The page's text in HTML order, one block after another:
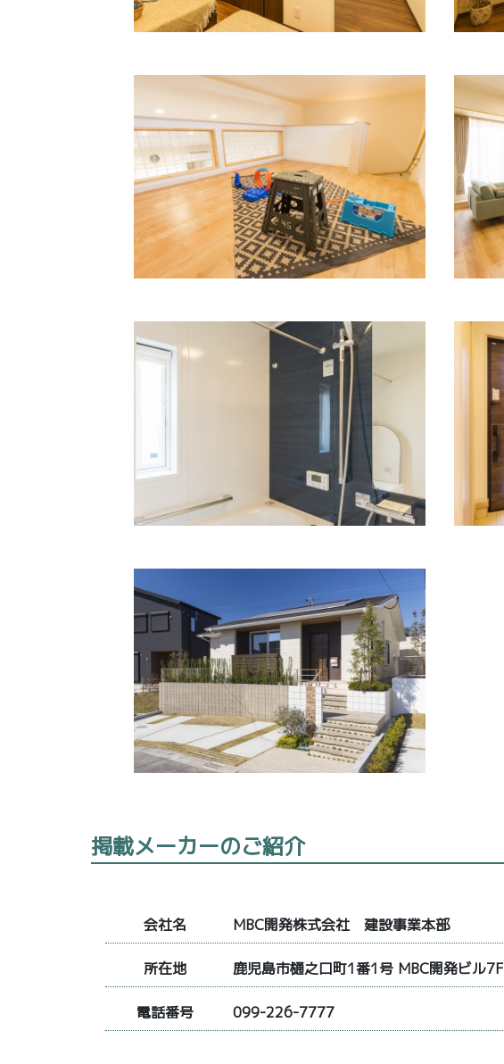
掲載メーカーのご紹介
会社名 MBC開発株式会社 建設事業本部
所在地 鹿児島市樋之口町1番1号 MBC開発ビル7F
電話番号 099-226-7777